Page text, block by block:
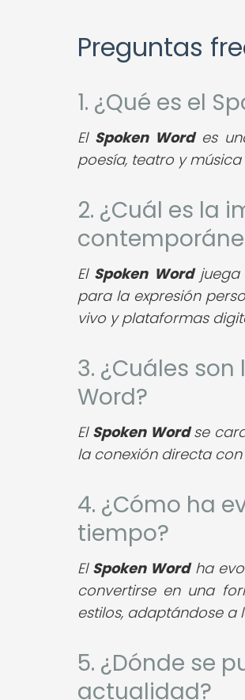
Preguntas
1. ¿Qué es el
El Spoken Wordes
poesía, teatro y
2. ¿Cuál es la
El Spoken Wordjuega
para la expresión
vivo y plataformas
3. ¿Cuáles
Word?
El Spoken Wordse
la conexión directa
4. ¿Cómo ha
tiempo?
El Spoken Wordha
convertirse en una
estilos, adaptándose a
5. ¿Dónde se
actualidad?